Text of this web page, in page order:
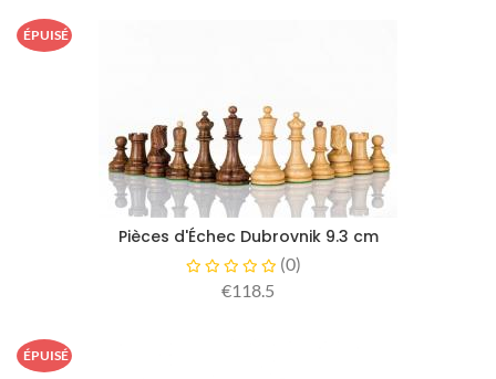
ÉPUISÉ
Pièces d'Échec Dubrovnik 9.3 cm
(0)
€118.5
ÉPUISÉ